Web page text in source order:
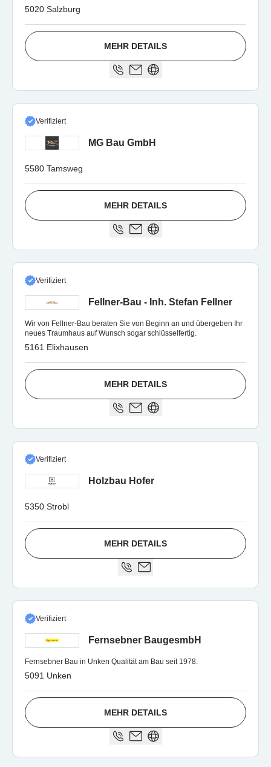
einer Hand.
5020 Salzburg
MEHR DETAILS
Verifiziert
MG Bau GmbH
5580 Tamsweg
MEHR DETAILS
Verifiziert
Fellner-Bau - Inh. Stefan Fellner
Wir von Fellner-Bau beraten Sie von Beginn an und übergeben Ihr
neues Traumhaus auf Wunsch sogar schlüsselfertig.
5161 Elixhausen
MEHR DETAILS
Verifiziert
Holzbau Hofer
5350 Strobl
MEHR DETAILS
Verifiziert
Fernsebner BaugesmbH
Fernsebner Bau in Unken Qualität am Bau seit 1978.
5091 Unken
MEHR DETAILS